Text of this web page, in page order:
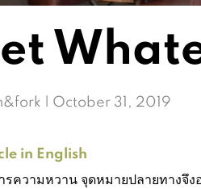
| October 31, 2019
in English
ารความหวาน จุดหมายปลายทาง